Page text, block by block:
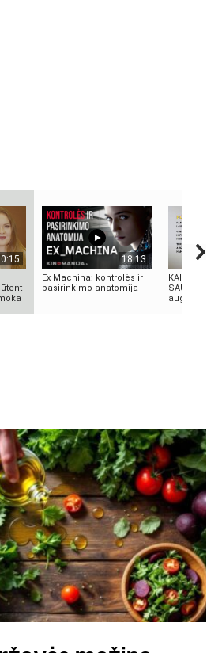
18:13
Ex Machina: kontrolės ir
pasirinkimo anatomija
KAIP
SAU: 7
augimo